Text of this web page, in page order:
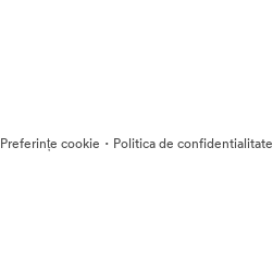
Preferințe cookie · Politica de confidentialitate